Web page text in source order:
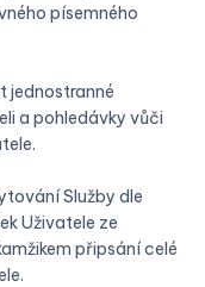
písemného
jednostranné
a pohledávky vůči
Služby dle
Uživatele ze
připsání celé